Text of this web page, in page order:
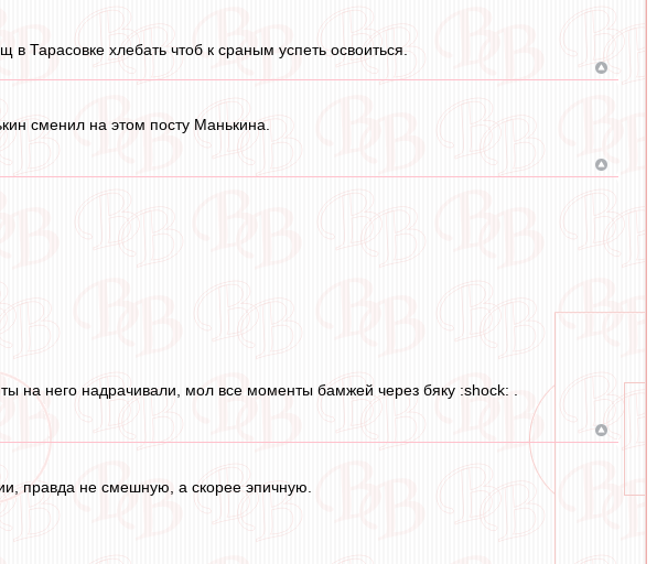
Тарасовке хлебать чтоб к сраным успеть освоиться.
сменил на этом посту Манькина.
на него надрачивали, мол все моменты бамжей через бяку :shock: .
правда не смешную, а скорее эпичную.